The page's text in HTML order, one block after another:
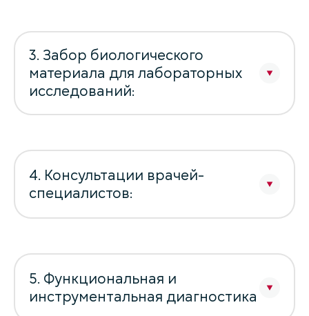
3. Забор биологического
материала для лабораторных
исследований:
4. Консультации врачей-
специалистов:
5. Функциональная и
инструментальная диагностика